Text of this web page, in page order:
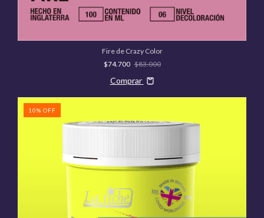
Fire de Crazy Color
$74.700 $83.000
Comprar
10% OFF